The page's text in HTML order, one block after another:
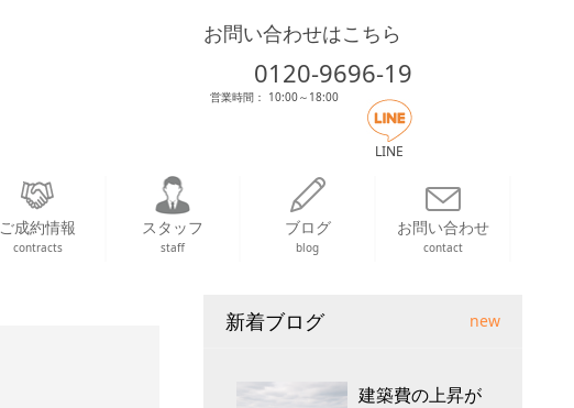
お問い合わせはこちら
0120-9696-19
営業時間： 10:00～18:00
LINE
ご成約情報
contracts
スタッフ
staff
ブログ
blog
お問い合わせ
contact
新着ブログ new
建築費の上昇が